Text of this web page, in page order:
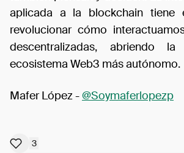
aplicada a la blockchain tiene
revolucionar cómo
descentralizadas, abriendo
ecosistema Web3 más autónomo.
Mafer López -@Soymaferlopezp
3